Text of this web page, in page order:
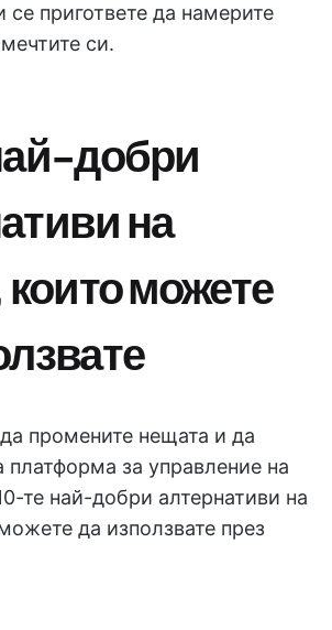
се пригответе да намерите
си.
добри
на
можете
промените нещата и да
платформа за управление на
те най-добри алтернативи на
да използвате през